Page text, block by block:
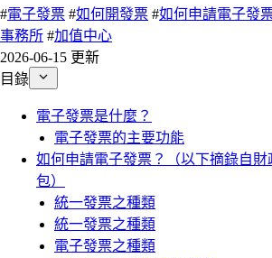
#電子發票 #如何開發票 #如何申請電子發
事務所 #加值中心
2026-06-15 更新
目錄
電子發票是什麼？
電子發票的主要功能
如何申請電子發票？（以下摘錄自財
包）
統一發票之種類
統一發票之種類
電子發票之種類